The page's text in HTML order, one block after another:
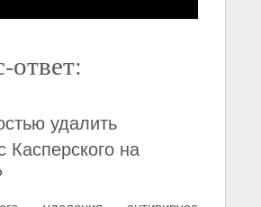
ответ:
удалить
Касперского на